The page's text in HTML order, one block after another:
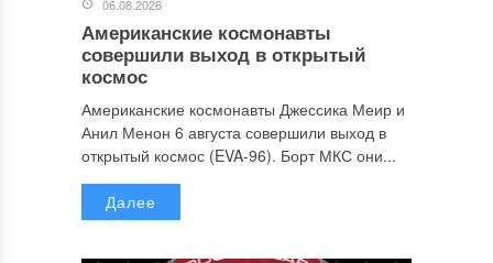
06.08.2026
Американские космонавты
совершили выход в открытый
космос
Американские космонавты Джессика Меир и
Анил Менон 6 августа совершили выход в
открытый космос (EVA-96). Борт МКС они...
Далее